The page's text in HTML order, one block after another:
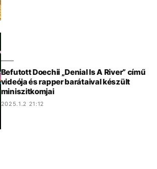
Befutott Doechii „Denial Is A River” című
videója és rapper barátaival készült
miniszitkomjai
2025.1.2 21:12